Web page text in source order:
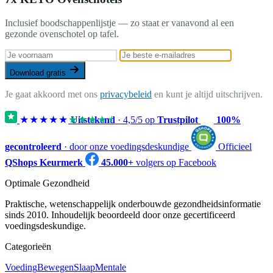
Inclusief boodschappenlijstje — zo staat er vanavond al een
gezonde ovenschotel op tafel.
Download gratis
Je gaat akkoord met ons privacybeleid en kunt je altijd uitschrijven.
★★★★★★★★★★
Uitstekend · 4,5/5 op Trustpilot 100%
gecontroleerd · door onze voedingsdeskundige
Officieel
QShops Keurmerk
45.000+ volgers op Facebook
Optimale Gezondheid
Praktische, wetenschappelijk onderbouwde gezondheidsinformatie
sinds 2010. Inhoudelijk beoordeeld door onze gecertificeerd
voedingsdeskundige.
Categorieën
VoedingBewegenSlaapMentale